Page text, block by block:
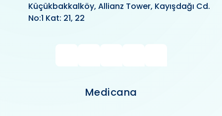
Küçükbakkalköy, Allianz Tower, Kayışdağı Cd.
No:1 Kat: 21, 22
Medicana